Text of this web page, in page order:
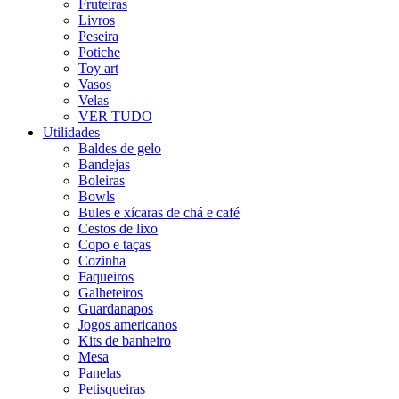
Fruteiras
Livros
Peseira
Potiche
Toy art
Vasos
Velas
VER TUDO
Utilidades
Baldes de gelo
Bandejas
Boleiras
Bowls
Bules e xícaras de chá e café
Cestos de lixo
Copo e taças
Cozinha
Faqueiros
Galheteiros
Guardanapos
Jogos americanos
Kits de banheiro
Mesa
Panelas
Petisqueiras